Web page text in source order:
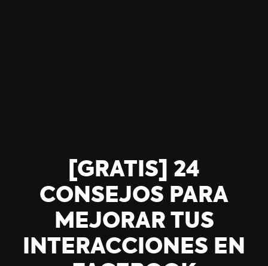
[GRATIS] 24
CONSEJOS PARA
MEJORAR TUS
INTERACCIONES EN